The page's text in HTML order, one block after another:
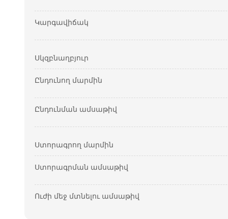
Կարգավիճակ
Սկզբնաղբյուր
Ընդունող մարմին
Ընդունման ամսաթիվ
Ստորագրող մարմին
Ստորագրման ամսաթիվ
Ուժի մեջ մտնելու ամսաթիվ